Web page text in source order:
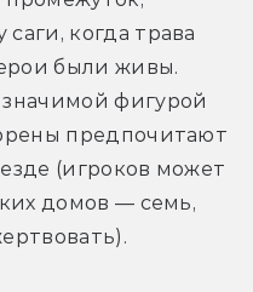
когда трава
были живы.
фигурой
предпочитают
(игроков может
домов — семь,